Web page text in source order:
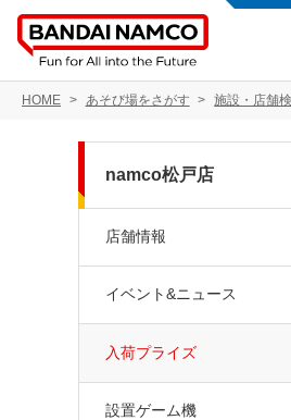
HOME あそび場をさがす 施設・店舗
namco松戸店
店舗情報
イベント&ニュース
入荷プライズ
設置ゲーム機